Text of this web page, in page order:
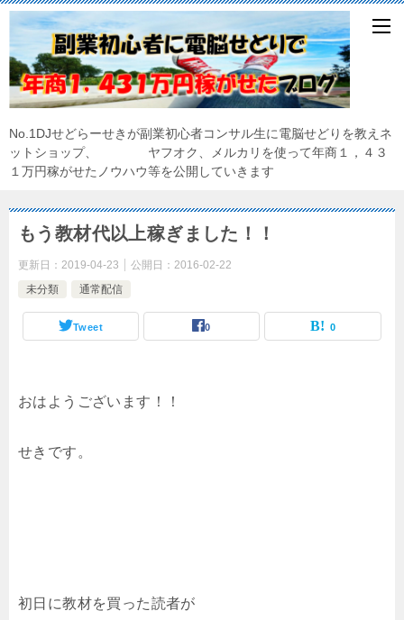
No.1DJせどらーせきが副業初心者コンサル生に電脳せどりを教えネ
ットショップ、 ヤフオク、メルカリを使って年商１，４３
１万円稼がせたノウハウ等を公開していきます
もう教材代以上稼ぎました！！
更新日： 2019-04-23 公開日： 2016-02-22
未分類
通常配信
Tweet 0 0
おはようございます！！
せきです。
初日に教材を買った読者が